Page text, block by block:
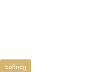
ხაჩიძე